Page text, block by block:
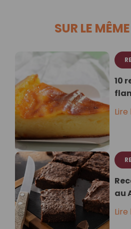
SUR LE
10
flan
Lire
au
Lire